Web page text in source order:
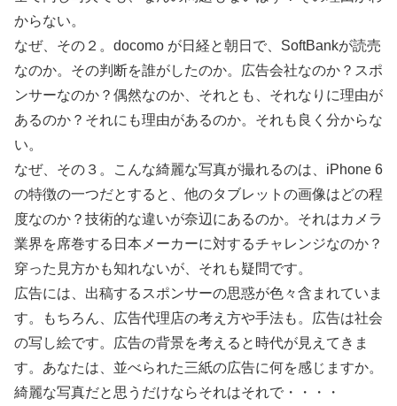
からない。
なぜ、その２。docomo が日経と朝日で、SoftBankが読売
なのか。その判断を誰がしたのか。広告会社なのか？スポ
ンサーなのか？偶然なのか、それとも、それなりに理由が
あるのか？それにも理由があるのか。それも良く分からな
い。
なぜ、その３。こんな綺麗な写真が撮れるのは、iPhone 6
の特徴の一つだとすると、他のタブレットの画像はどの程
度なのか？技術的な違いが奈辺にあるのか。それはカメラ
業界を席巻する日本メーカーに対するチャレンジなのか？
穿った見方かも知れないが、それも疑問です。
広告には、出稿するスポンサーの思惑が色々含まれていま
す。もちろん、広告代理店の考え方や手法も。広告は社会
の写し絵です。広告の背景を考えると時代が見えてきま
す。あなたは、並べられた三紙の広告に何を感じますか。
綺麗な写真だと思うだけならそれはそれで・・・・